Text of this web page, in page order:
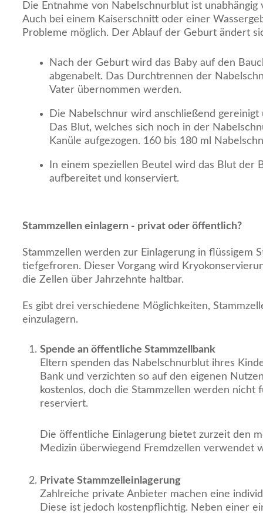
Die Entnahme von Nabelschnurblut ist
Auch bei einem Kaiserschnitt oder einer
Probleme möglich. Der Ablauf der Geburt ändert
Nach der Geburt wird das Baby auf den
abgenabelt. Das Durchtrennen der
Vater übernommen werden.
Die Nabelschnur wird anschließend
Das Blut, welches sich noch in der
Kanüle aufgezogen. 160 bis 180 ml
In einem speziellen Beutel wird das Blut der
aufbereitet und konserviert.
Stammzellen einlagern - privat oder öffentlich?
Stammzellen werden zur Einlagerung in flüssigem
tiefgefroren. Dieser Vorgang wird
die Zellen über Jahrzehnte haltbar.
Es gibt drei verschiedene Möglichkeiten,
einzulagern.
Spende an öffentliche Stammzellbank
Eltern spenden das Nabelschnurblut ihres
Bank und verzichten so auf den eigenen
kostenlos, doch die Stammzellen werden nicht
reserviert.
Die öffentliche Einlagerung bietet zurzeit den
Medizin überwiegend Fremdzellen verwendet
Private Stammzelleinlagerung
Zahlreiche private Anbieter machen eine
Diese ist jedoch kostenpflichtig. Neben einer